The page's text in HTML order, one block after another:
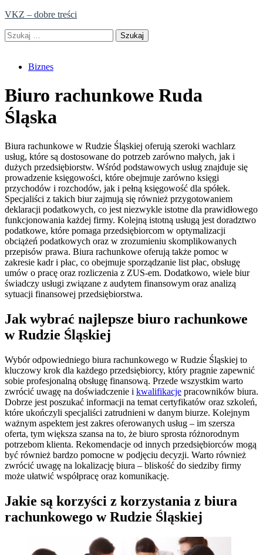
Skip
content
VKZ – dobre treści
Szukaj:
Biznes
Biuro rachunkowe Ruda
Śląska
Biura rachunkowe w Rudzie Śląskiej oferują szeroki wachlarz
usług, które są dostosowane do potrzeb zarówno małych, jak i
dużych przedsiębiorstw. Wśród podstawowych usług znajduje się
prowadzenie księgowości, które obejmuje zarówno księgi
przychodów i rozchodów, jak i pełną księgowość dla spółek.
Specjaliści z takich biur zajmują się również przygotowaniem
deklaracji podatkowych, co jest niezwykle istotne dla prawidłowego
funkcjonowania każdej firmy. Kolejną istotną usługą jest doradztwo
podatkowe, które pomaga przedsiębiorcom w optymalizacji
obciążeń podatkowych oraz w zrozumieniu skomplikowanych
przepisów prawa. Biura rachunkowe oferują także pomoc w
zakresie kadr i płac, co obejmuje sporządzanie list płac, obsługę
umów o pracę oraz rozliczenia z ZUS-em. Dodatkowo, wiele biur
świadczy usługi związane z audytem finansowym oraz analizą
sytuacji finansowej przedsiębiorstwa.
Jak wybrać najlepsze biuro rachunkowe
w Rudzie Śląskiej
Wybór odpowiedniego biura rachunkowego w Rudzie Śląskiej to
kluczowy krok dla każdego przedsiębiorcy, który pragnie zapewnić
sobie profesjonalną obsługę finansową. Przede wszystkim warto
zwrócić uwagę na doświadczenie i kwalifikacje pracowników biura.
Dobrze jest poszukać informacji na temat certyfikatów oraz szkoleń,
które ukończyli specjaliści zatrudnieni w danym biurze. Kolejnym
ważnym aspektem jest zakres oferowanych usług – im szersza
oferta, tym większa szansa na to, że biuro sprosta różnorodnym
potrzebom klienta. Rekomendacje od innych przedsiębiorców mogą
być również bardzo pomocne w podjęciu decyzji. Warto również
zwrócić uwagę na lokalizację biura – bliskość do siedziby firmy
może ułatwić współpracę oraz komunikację.
Jakie są korzyści z korzystania z biura
rachunkowego w Rudzie Śląskiej